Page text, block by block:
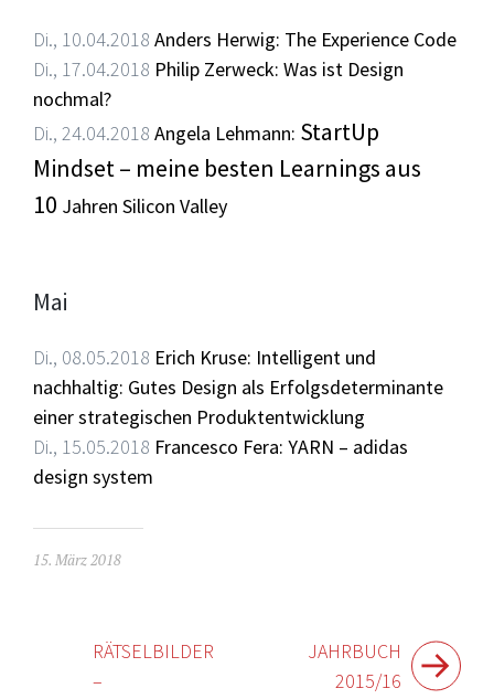
Di., 10.04.2018 Anders Herwig: The Experience Code
Di., 17.04.2018 Philip Zerweck: Was ist Design
nochmal?
Di., 24.04.2018 Angela Lehmann: StartUp
Mindset – meine besten Learnings aus
10 Jahren Silicon Valley
Mai
Di., 08.05.2018 Erich Kruse: Intelligent und
nachhaltig: Gutes Design als Erfolgsdeterminante
einer strategischen Produktentwicklung
Di., 15.05.2018 Francesco Fera: YARN – adidas
design system
15. März 2018
Beitragsnavigation
RÄTSELBILDER
–
JAHRBUCH
2015/16